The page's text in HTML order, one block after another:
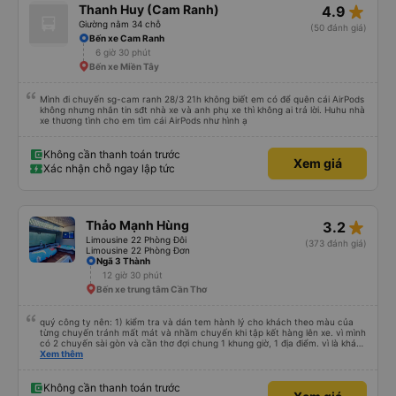
Thanh Huy (Cam Ranh)
Giường nằm 34 chỗ
4.9 star_rate
(50 đánh giá)
Bến xe Cam Ranh
6 giờ 30 phút
Bến xe Miền Tây
Mình đi chuyến sg-cam ranh 28/3 21h không biết em có để quên cái AirPods
không nhưng nhắn tin sđt nhà xe và anh phụ xe thì không ai trả lời. Huhu nhà
xe thương tình cho em tìm cái AirPods như hình ạ
Không cần thanh toán trước
Xác nhận chỗ ngay lập tức
Xem giá
Thảo Mạnh Hùng
Limousine 22 Phòng Đôi
Limousine 22 Phòng Đơn
3.2 star_rate
(373 đánh giá)
Ngã 3 Thành
12 giờ 30 phút
Bến xe trung tâm Cần Thơ
quý công ty nên: 1) kiểm tra và dán tem hành lý cho khách theo màu của
từng chuyến tránh mất mát và nhầm chuyến khi tập kết hàng lên xe. vì mình
có 2 chuyến sài gòn và cần thơ đợi chung 1 khung giờ, 1 địa điểm. vì là khách
thân thiết của quý công ty nên rất hài lòng và tin tưởng. tuy nhiên rất mong
thì chắc chắn quy công ty là nhà xe được yêu thích và lựa chọn số 1 quy
Xem thêm
Không cần thanh toán trước